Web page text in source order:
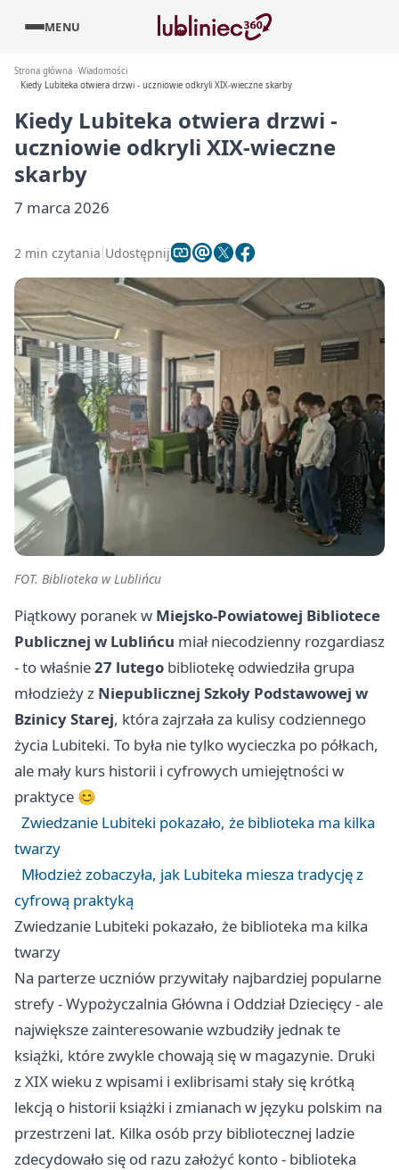
MENU
Strona główna Wiadomości
Kiedy Lubiteka otwiera drzwi - uczniowie odkryli XIX-wieczne skarby
Kiedy Lubiteka otwiera drzwi -
uczniowie odkryli XIX-wieczne
skarby
7 marca 2026
2 min czytania Udostępnij
FOT. Biblioteka w Lublińcu
Piątkowy poranek w Miejsko-Powiatowej Bibliotece
Publicznej w Lublińcu miał niecodzienny rozgardiasz
- to właśnie27 lutego bibliotekę odwiedziła grupa
młodzieży z Niepublicznej Szkoły Podstawowej w
Bzinicy Starej, która zajrzała za kulisy codziennego
życia Lubiteki. To była nie tylko wycieczka po półkach,
ale mały kurs historii i cyfrowych umiejętności w
praktyce 😊
Zwiedzanie Lubiteki pokazało, że biblioteka ma kilka
twarzy
Młodzież zobaczyła, jak Lubiteka miesza tradycję z
cyfrową praktyką
Zwiedzanie Lubiteki pokazało, że biblioteka ma kilka
twarzy
Na parterze uczniów przywitały najbardziej popularne
strefy - Wypożyczalnia Główna i Oddział Dziecięcy - ale
największe zainteresowanie wzbudziły jednak te
książki, które zwykle chowają się w magazynie. Druki
z XIX wieku z wpisami i exlibrisami stały się krótką
lekcją o historii książki i zmianach w języku polskim na
przestrzeni lat. Kilka osób przy bibliotecznej ladzie
zdecydowało się od razu założyć konto - biblioteka